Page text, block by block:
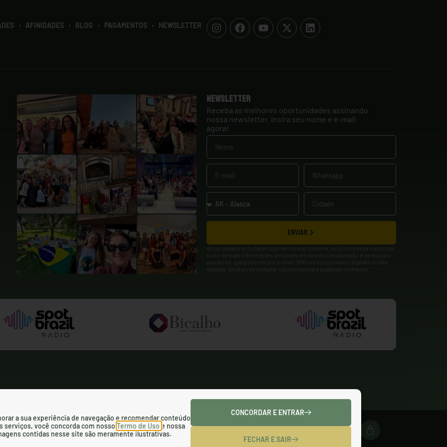
AFINIDADES BLOG PAGAMENTOS NEWSLETTER
Newsletter
Receba as melhores oportunidades assinando
nossa newsletter. Insira seu nome e e-mail
agora!
ENVIAR
Ao se cadastrar ou fazer login em nosso sistema, você concorda e autoriza
o uso de suas informações pessoais em nossa comunicação e de nossos
parceiros, que pode ser por e-mail, SMS ou outros meios digitais ou não
digitais. Você pode cancelar sua assinatura a qualquer momento.
SMS Terms and Conditions Terms of Use
a sua experiência de navegação e recomendar conteúdo
serviços, você concorda com nosso Termo de Uso e nossa
contidas nesse site são meramente ilustrativas.
CONCORDAR E ENTRAR
FECHAR E SAIR